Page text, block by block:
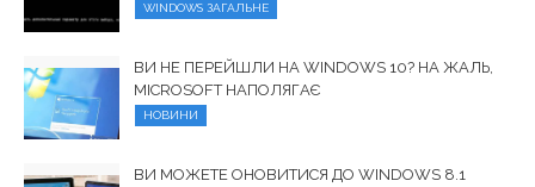
WINDOWS ЗАГАЛЬНЕ
ВИ НЕ ПЕРЕЙШЛИ НА WINDOWS 10? НА ЖАЛЬ,
MICROSOFT НАПОЛЯГАЄ
НОВИНИ
ВИ МОЖЕТЕ ОНОВИТИСЯ ДО WINDOWS 8.1